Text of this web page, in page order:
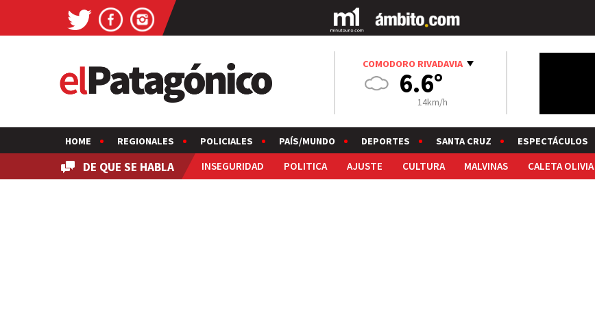
COMODORO RIVADAVIA
6.6°
14km/h
HOME REGIONALES POLICIALES PAÍS/MUNDO DEPORTES SANTA CRUZ ESPECTÁCULOS
DE QUE SE HABLA INSEGURIDAD POLITICA AJUSTE CULTURA MALVINAS CALETA OLIVIA